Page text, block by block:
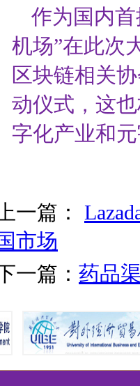
作为国内
机场”在此次
区块链相关
动仪式，这
字化产业和
一篇：
市场
一篇： 药品